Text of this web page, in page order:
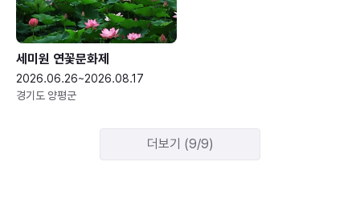
세미원 연꽃문화제
2026.06.26~2026.08.17
경기도 양평군
더보기 (9/9)